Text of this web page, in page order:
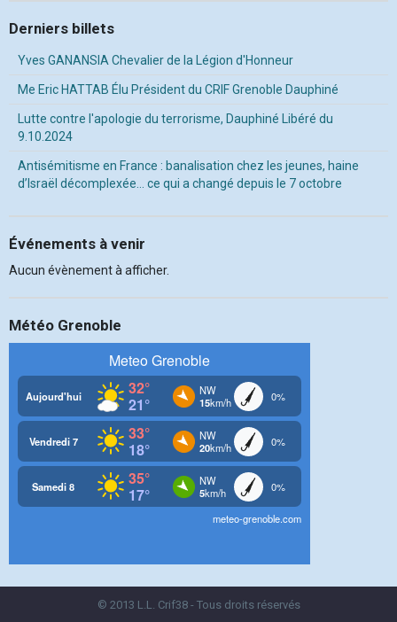
Derniers billets
Yves GANANSIA Chevalier de la Légion d'Honneur
Me Eric HATTAB Élu Président du CRIF Grenoble Dauphiné
Lutte contre l'apologie du terrorisme, Dauphiné Libéré du
9.10.2024
Antisémitisme en France : banalisation chez les jeunes, haine
d’Israël décomplexée… ce qui a changé depuis le 7 octobre
Événements à venir
Aucun évènement à afficher.
Météo Grenoble
© 2013 L.L. Crif38 - Tous droits réservés